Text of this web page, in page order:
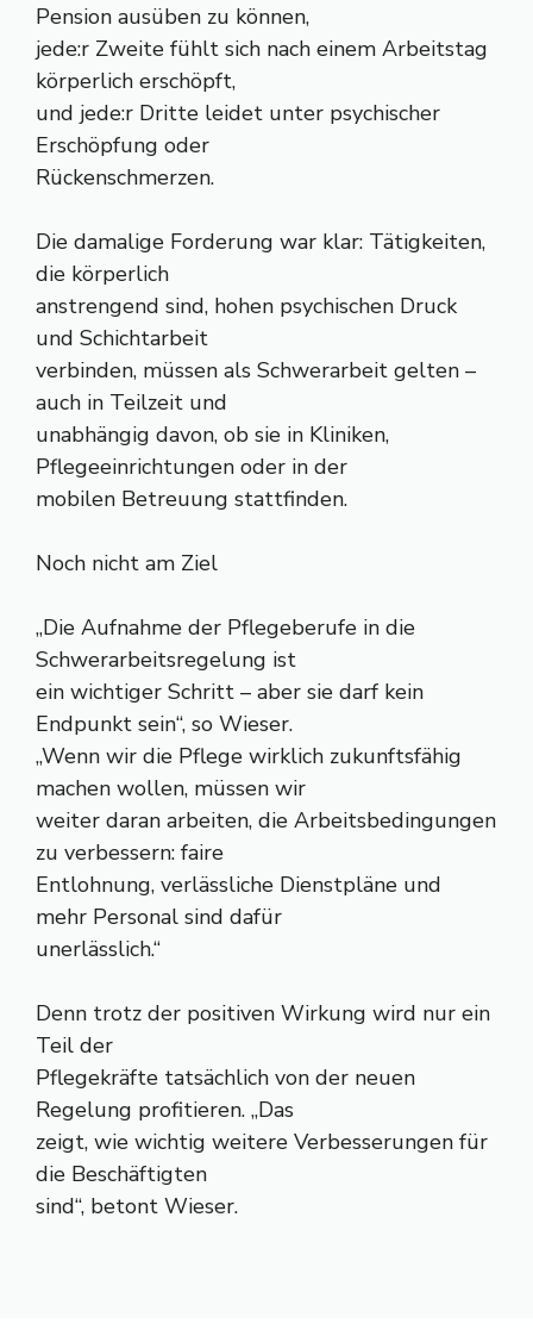
Pension ausüben zu können,
jede:r Zweite fühlt sich nach einem Arbeitstag
körperlich erschöpft,
und jede:r Dritte leidet unter psychischer
Erschöpfung oder
Rückenschmerzen.
Die damalige Forderung war klar: Tätigkeiten,
die körperlich
anstrengend sind, hohen psychischen Druck
und Schichtarbeit
verbinden, müssen als Schwerarbeit gelten –
auch in Teilzeit und
unabhängig davon, ob sie in Kliniken,
Pflegeeinrichtungen oder in der
mobilen Betreuung stattfinden.
Noch nicht am Ziel
„Die Aufnahme der Pflegeberufe in die
Schwerarbeitsregelung ist
ein wichtiger Schritt – aber sie darf kein
Endpunkt sein“, so Wieser.
„Wenn wir die Pflege wirklich zukunftsfähig
machen wollen, müssen wir
weiter daran arbeiten, die Arbeitsbedingungen
zu verbessern: faire
Entlohnung, verlässliche Dienstpläne und
mehr Personal sind dafür
unerlässlich.“
Denn trotz der positiven Wirkung wird nur ein
Teil der
Pflegekräfte tatsächlich von der neuen
Regelung profitieren. „Das
zeigt, wie wichtig weitere Verbesserungen für
die Beschäftigten
sind“, betont Wieser.